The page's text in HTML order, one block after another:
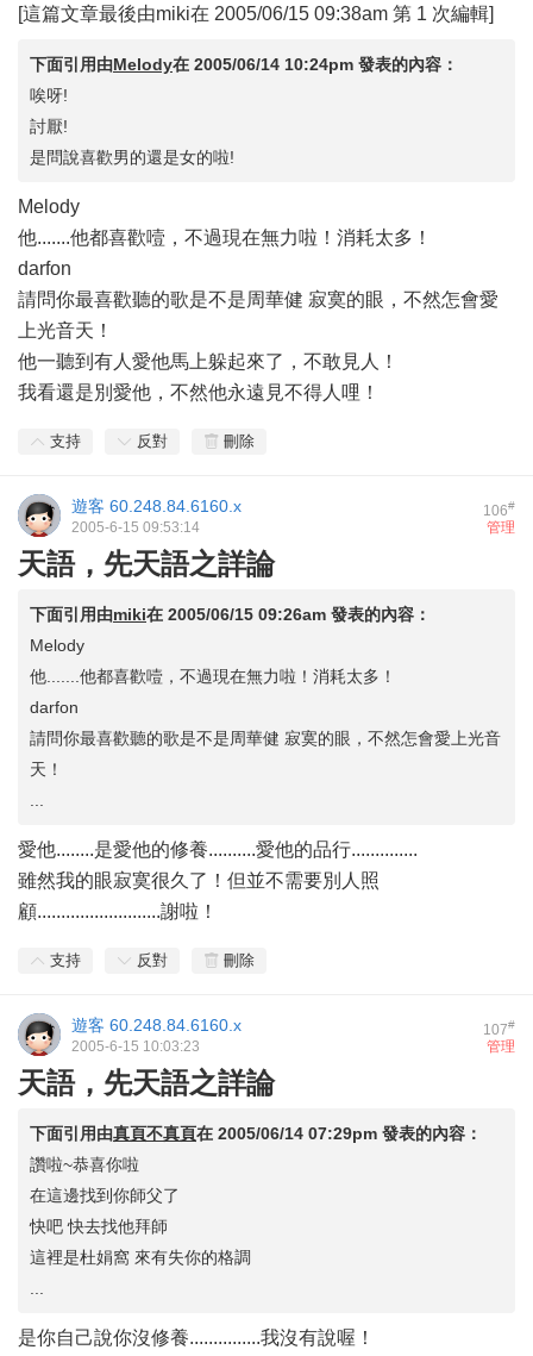
[這篇文章最後由miki在 2005/06/15 09:38am 第 1 次編輯]
下面引用由Melody在 2005/06/14 10:24pm 發表的內容：
唉呀!
討厭!
是問說喜歡男的還是女的啦!
Melody
他.......他都喜歡噎，不過現在無力啦！消耗太多！
darfon
請問你最喜歡聽的歌是不是周華健 寂寞的眼，不然怎會愛
上光音天！
他一聽到有人愛他馬上躲起來了，不敢見人！
我看還是別愛他，不然他永遠見不得人哩！
支持 反對 刪除
106#
遊客 60.248.84.6160.x
管理
2005-6-15 09:53:14
天語，先天語之詳論
下面引用由miki在 2005/06/15 09:26am 發表的內容：
Melody
他.......他都喜歡噎，不過現在無力啦！消耗太多！
darfon
請問你最喜歡聽的歌是不是周華健 寂寞的眼，不然怎會愛上光音
天！
愛他........是愛他的修養..........愛他的品行..............
雖然我的眼寂寞很久了！但並不需要別人照
顧..........................謝啦！
支持 反對 刪除
107#
遊客 60.248.84.6160.x
管理
2005-6-15 10:03:23
天語，先天語之詳論
下面引用由真頁不真頁在 2005/06/14 07:29pm 發表的內容：
讚啦~恭喜你啦
在這邊找到你師父了
快吧 快去找他拜師
這裡是杜娟窩 來有失你的格調
是你自己說你沒修養...............我沒有說喔！